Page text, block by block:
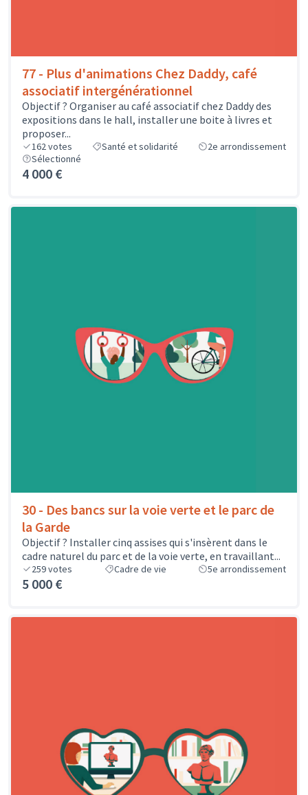
77 - Plus d'animations Chez Daddy, café
associatif intergénérationnel
Objectif ? Organiser au café associatif chez Daddy des
expositions dans le hall, installer une boite à livres et
proposer...
162votes Santé et solidarité
2e arrondissement
Sélectionné
4 000 €
30 - Des bancs sur la voie verte et le parc de
la Garde
Objectif ? Installer cinq assises qui s'insèrent dans le
cadre naturel du parc et de la voie verte, en travaillant...
259votes Cadre de vie 5e arrondissement
5 000 €